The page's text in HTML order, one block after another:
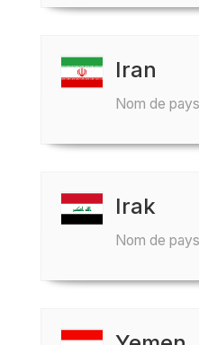
Iran
Nom de
Irak
Nom de